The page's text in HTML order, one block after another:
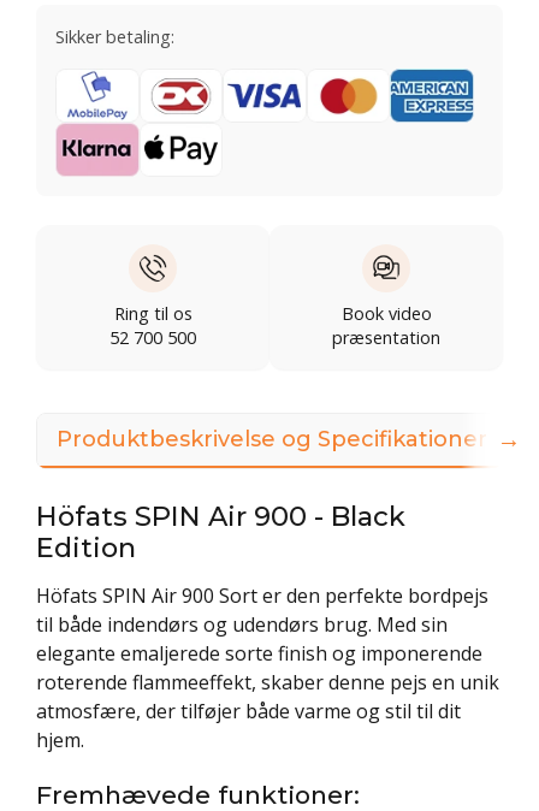
Sikker betaling:
Ring til os
52 700 500
Book video
præsentation
Produktbeskrivelse og Specifikationer
Höfats SPIN Air 900 - Black
Edition
Höfats SPIN Air 900 Sort er den perfekte bordpejs
til både indendørs og udendørs brug. Med sin
elegante emaljerede sorte finish og imponerende
roterende flammeeffekt, skaber denne pejs en unik
atmosfære, der tilføjer både varme og stil til dit
hjem.
Fremhævede funktioner:
→